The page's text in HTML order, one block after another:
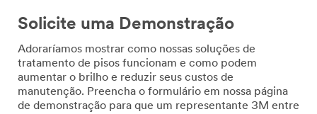
Solicite uma Demonstração
Adoraríamos mostrar como nossas soluções de
tratamento de pisos funcionam e como podem
aumentar o brilho e reduzir seus custos de
manutenção. Preencha o formulário em nossa página
de demonstração para que um representante 3M entre